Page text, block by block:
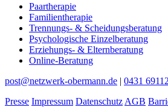
Paartherapie
Familientherapie
Trennungs- & Scheidungsberatung
Psychologische Einzelberatung
Erziehungs- & Elternberatung
Online-Beratung
post@netzwerk-obermann.de | 0431
Presse Impressum Datenschutz AGB